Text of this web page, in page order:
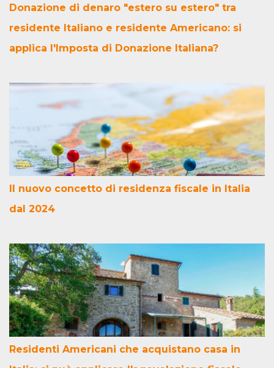
Donazione di denaro "estero su estero" tra
residente Italiano e residente Americano: si
applica l'Imposta di Donazione Italiana?
Il nuovo concetto di residenza fiscale in Italia
dal 2024
Residenti Americani che acquistano casa in